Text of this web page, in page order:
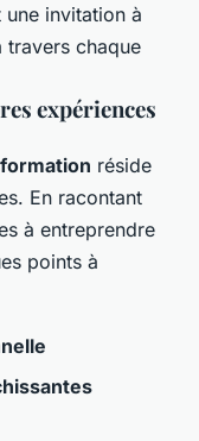
invitation à
travers chaque
expériences
réside
En racontant
à entreprendre
points à